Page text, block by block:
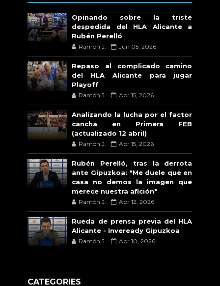
Opinando sobre la triste
despedida del HLA Alicante a
Rubén Perelló
Ramón J. Jun 05, 2026
Repaso al complicado camino
del HLA Alicante para jugar
Playoff
Ramón J. Apr 15, 2026
Analizando la lucha por el factor
cancha en Primera FEB
(actualizado 12 abril)
Ramón J. Apr 15, 2026
Rubén Perelló, tras la derrota
ante Gipuzkoa: "Me duele que en
casa no demos la imagen que
merece nuestra afición"
Ramón J. Apr 12, 2026
Rueda de prensa previa del HLA
Alicante - Inveready Gipuzkoa
Ramón J. Apr 10, 2026
CATEGORIES